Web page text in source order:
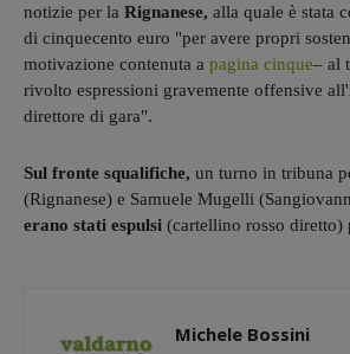
notizie per la Rignanese, alla quale è stata
di cinquecento euro "per avere propri
motivazione contenuta a pagina cinque– al
rivolto espressioni gravemente offensive
direttore di gara".
Sul fronte squalifiche, un turno in tribuna
(Rignanese) e Samuele Mugelli
erano stati espulsi (cartellino rosso diretto)
Michele Bossini